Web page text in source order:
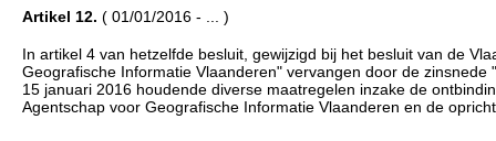
Artikel 12. ( 01/01/2016 - ... )
In artikel 4 van hetzelfde besluit, gewijzigd bij het besluit van de
Geografische Informatie Vlaanderen" vervangen door de
15 januari 2016 houdende diverse maatregelen inzake de
Agentschap voor Geografische Informatie Vlaanderen en de